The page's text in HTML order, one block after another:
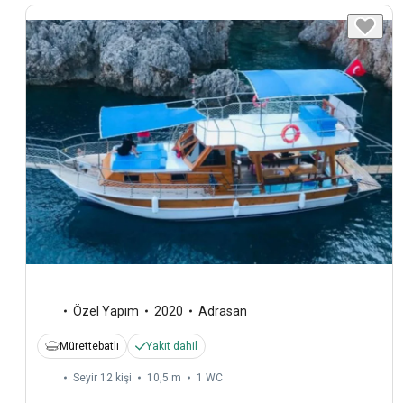
Özel Yapım 2020 Adrasan
Mürettebatlı Yakıt dahil
Seyir 12 kişi 10,5 m 1 WC